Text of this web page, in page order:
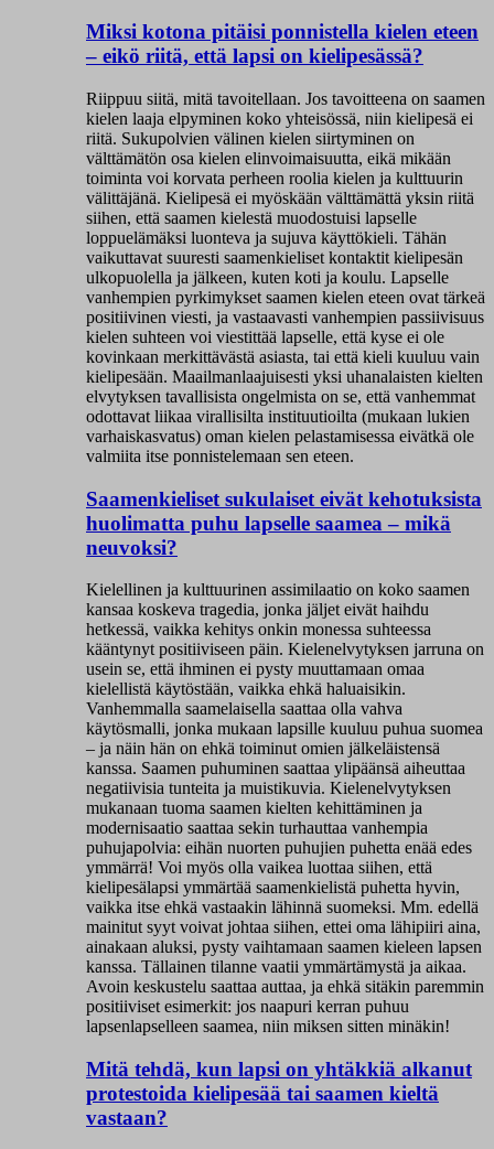
Miksi kotona pitäisi ponnistella kielen eteen
– eikö riitä, että lapsi on kielipesässä?
Riippuu siitä, mitä tavoitellaan. Jos tavoitteena on saamen
kielen laaja elpyminen koko yhteisössä, niin kielipesä ei
riitä. Sukupolvien välinen kielen siirtyminen on
välttämätön osa kielen elinvoimaisuutta, eikä mikään
toiminta voi korvata perheen roolia kielen ja kulttuurin
välittäjänä. Kielipesä ei myöskään välttämättä yksin riitä
siihen, että saamen kielestä muodostuisi lapselle
loppuelämäksi luonteva ja sujuva käyttökieli. Tähän
vaikuttavat suuresti saamenkieliset kontaktit kielipesän
ulkopuolella ja jälkeen, kuten koti ja koulu. Lapselle
vanhempien pyrkimykset saamen kielen eteen ovat tärkeä
positiivinen viesti, ja vastaavasti vanhempien passiivisuus
kielen suhteen voi viestittää lapselle, että kyse ei ole
kovinkaan merkittävästä asiasta, tai että kieli kuuluu vain
kielipesään. Maailmanlaajuisesti yksi uhanalaisten kielten
elvytyksen tavallisista ongelmista on se, että vanhemmat
odottavat liikaa virallisilta instituutioilta (mukaan lukien
varhaiskasvatus) oman kielen pelastamisessa eivätkä ole
valmiita itse ponnistelemaan sen eteen.
Saamenkieliset sukulaiset eivät kehotuksista
huolimatta puhu lapselle saamea – mikä
neuvoksi?
Kielellinen ja kulttuurinen assimilaatio on koko saamen
kansaa koskeva tragedia, jonka jäljet eivät haihdu
hetkessä, vaikka kehitys onkin monessa suhteessa
kääntynyt positiiviseen päin. Kielenelvytyksen jarruna on
usein se, että ihminen ei pysty muuttamaan omaa
kielellistä käytöstään, vaikka ehkä haluaisikin.
Vanhemmalla saamelaisella saattaa olla vahva
käytösmalli, jonka mukaan lapsille kuuluu puhua suomea
– ja näin hän on ehkä toiminut omien jälkeläistensä
kanssa. Saamen puhuminen saattaa ylipäänsä aiheuttaa
negatiivisia tunteita ja muistikuvia. Kielenelvytyksen
mukanaan tuoma saamen kielten kehittäminen ja
modernisaatio saattaa sekin turhauttaa vanhempia
puhujapolvia: eihän nuorten puhujien puhetta enää edes
ymmärrä! Voi myös olla vaikea luottaa siihen, että
kielipesälapsi ymmärtää saamenkielistä puhetta hyvin,
vaikka itse ehkä vastaakin lähinnä suomeksi. Mm. edellä
mainitut syyt voivat johtaa siihen, ettei oma lähipiiri aina,
ainakaan aluksi, pysty vaihtamaan saamen kieleen lapsen
kanssa. Tällainen tilanne vaatii ymmärtämystä ja aikaa.
Avoin keskustelu saattaa auttaa, ja ehkä sitäkin paremmin
positiiviset esimerkit: jos naapuri kerran puhuu
lapsenlapselleen saamea, niin miksen sitten minäkin!
Mitä tehdä, kun lapsi on yhtäkkiä alkanut
protestoida kielipesää tai saamen kieltä
vastaan?